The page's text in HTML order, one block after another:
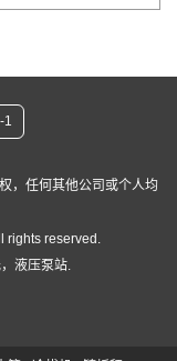
1
，任何其他公司或个人均
rights reserved.
液压泵站.